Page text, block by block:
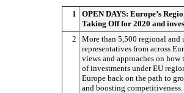
1
OPEN DAYS: Europe’s
Taking Off for 2020 and
2
More than 5,500 regional and
representatives from across
views and approaches on how
of investments under EU
Europe back on the path to
and boosting competitiveness.